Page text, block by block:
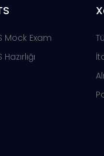
Mock Exam
Hazırlığı